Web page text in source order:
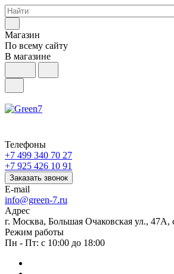
Магазин
По всему сайту
В магазине
Телефоны
+7 499 340 70 27
+7 925 426 10 91
Заказать звонок
E-mail
info@green-7.ru
Адрес
г. Москва, Большая Очаковская ул., 47А,
Режим работы
Пн - Пт: с 10:00 до 18:00